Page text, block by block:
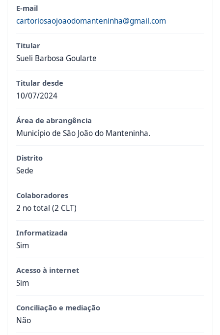
E-mail
cartoriosaojoaodomanteninha@gmail.com
Titular
Sueli Barbosa Goularte
Titular desde
10/07/2024
Área de abrangência
Município de São João do Manteninha.
Distrito
Sede
Colaboradores
2 no total (2 CLT)
Informatizada
Sim
Acesso à internet
Sim
Conciliação e mediação
Não